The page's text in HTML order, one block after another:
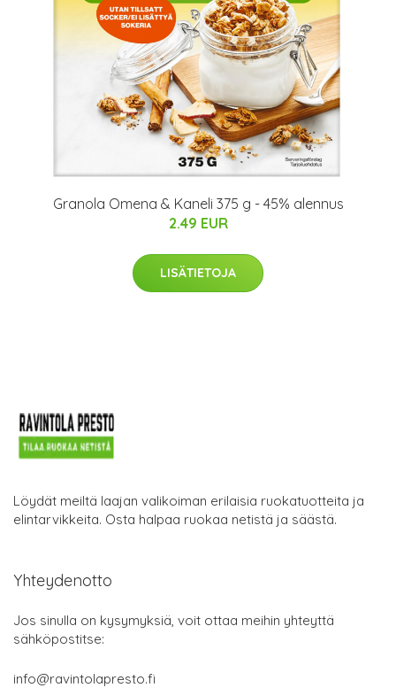
Granola Omena & Kaneli 375 g - 45% alennus
2.49 EUR
LISÄTIETOJA
Löydät meiltä laajan valikoiman erilaisia ruokatuotteita ja
elintarvikkeita. Osta halpaa ruokaa netistä ja säästä.
Yhteydenotto
Jos sinulla on kysymyksiä, voit ottaa meihin yhteyttä
sähköpostitse:
info@ravintolapresto.fi